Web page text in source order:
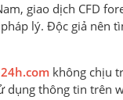
giao dịch CFD
lý. Độc giả nên
không chịu
dụng thông tin trên